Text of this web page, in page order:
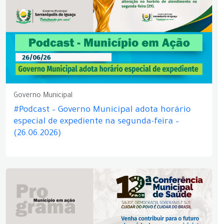
Governo Municipal
#Podcast – Governo Municipal adota horário
especial de expediente na segunda-feira –
(26.06.2026)